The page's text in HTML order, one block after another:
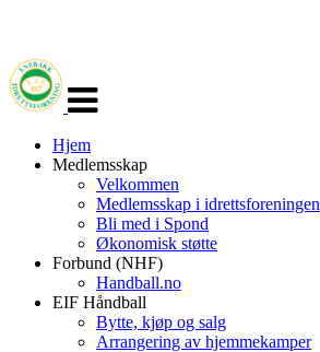
navigasjon
Hjem
Medlemsskap
Velkommen
Medlemsskap i idrettsforeningen
Bli med i Spond
Økonomisk støtte
Forbund (NHF)
Handball.no
EIF Håndball
Bytte, kjøp og salg
Arrangering av hjemmekamper